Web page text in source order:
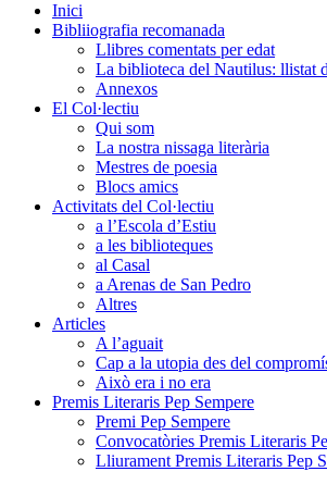
Inici
Bibliiografia recomanada
Llibres comentats per edat
La biblioteca del Nautilus: llistat
Annexos
El Col·lectiu
Qui som
La nostra nissaga literària
Mestres de poesia
Blocs amics
Activitats del Col·lectiu
a l’Escola d’Estiu
a les biblioteques
al Casal
a Arenas de San Pedro
Altres
Articles
A l’aguait
Cap a la utopia des del
Això era i no era
Premis Literaris Pep Sempere
Premi Pep Sempere
Convocatòries Premis Literaris
Lliurament Premis Literaris Pep